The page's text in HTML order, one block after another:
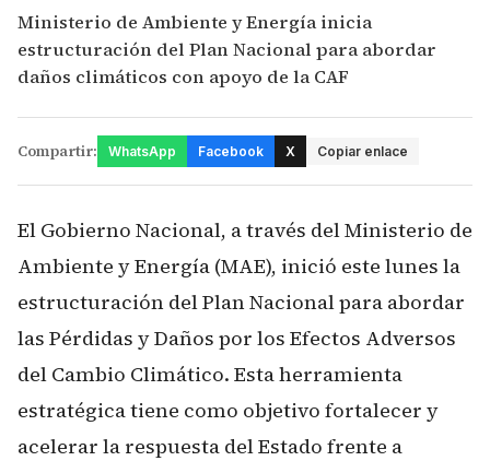
Ministerio de Ambiente y Energía inicia
estructuración del Plan Nacional para abordar
daños climáticos con apoyo de la CAF
Compartir: WhatsApp Facebook X Copiar enlace
El Gobierno Nacional, a través del Ministerio de
Ambiente y Energía (MAE), inició este lunes la
estructuración del Plan Nacional para abordar
las Pérdidas y Daños por los Efectos Adversos
del Cambio Climático. Esta herramienta
estratégica tiene como objetivo fortalecer y
acelerar la respuesta del Estado frente a